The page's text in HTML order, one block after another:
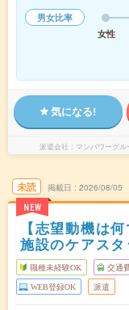
男女比率
女性
気になる!
派遣会社 マンパワーグ
未読
NEW
掲載日 2026/08/05
【志望動機は
施設のケアスタ
職種未経験OK 交通
WEB登録OK 派遣